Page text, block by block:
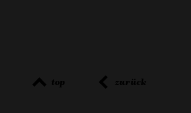
top zurück